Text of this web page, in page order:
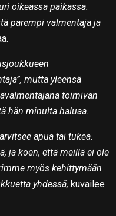
oikeassa paikassa.
parempi valmentaja ja
mutta yleensä
toimivan
hän minulta haluaa.
apua tai tukea.
ja koen, että meillä ei ole
myös kehittymään
yhdessä, kuvailee